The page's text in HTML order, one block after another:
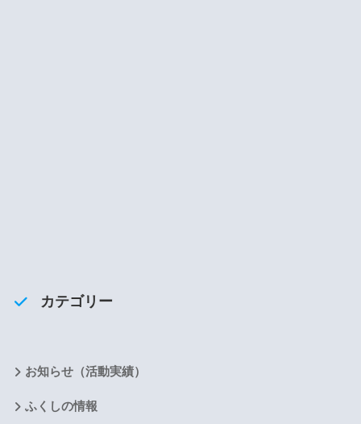
カテゴリー
お知らせ（活動実績）
ふくしの情報